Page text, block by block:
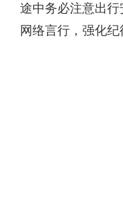
途中务必注意出
网络言行，强化纪